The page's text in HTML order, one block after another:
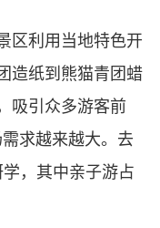
区利用当地特色开
造纸到熊猫青团蜡
吸引众多游客前
求越来越大。去
，其中亲子游占